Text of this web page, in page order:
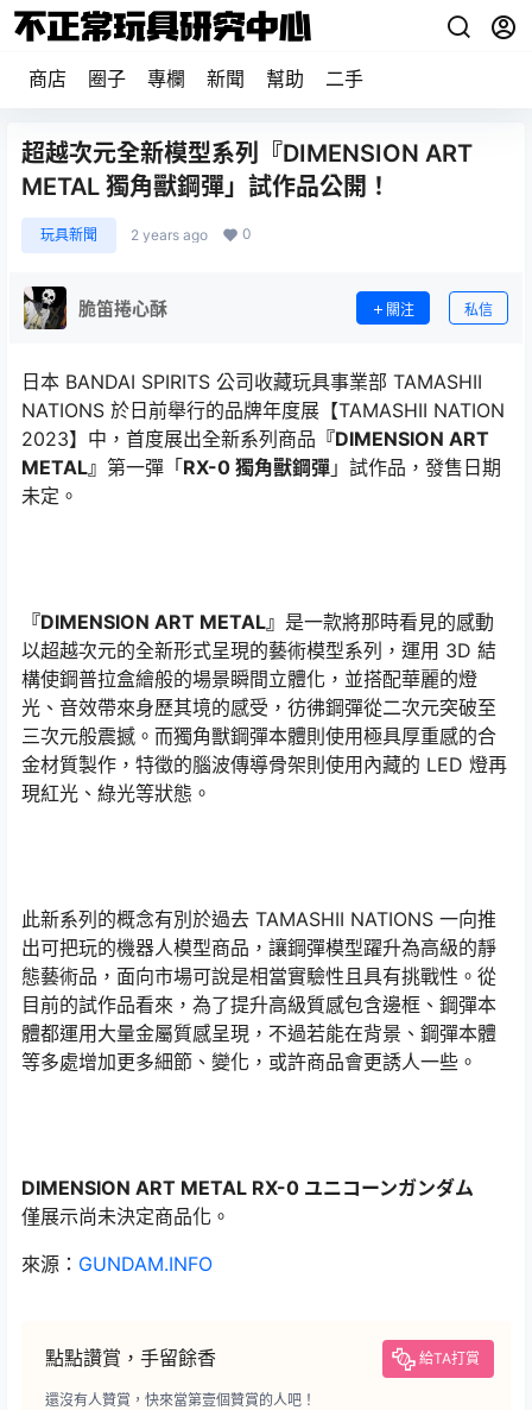
商店 圈子 專欄 新聞 幫助 二手
超越次元全新模型系列『DIMENSION ART
METAL 獨角獸鋼彈」試作品公開！
玩具新聞 2 years ago 0
脆笛捲心酥 關注 私信
日本 BANDAI SPIRITS 公司收藏玩具事業部 TAMASHII
NATIONS 於日前舉行的品牌年度展【TAMASHII NATION
2023】中，首度展出全新系列商品 『DIMENSION ART
METAL』 第一彈「RX-0 獨角獸鋼彈 」試作品，發售日期
未定。
『DIMENSION ART METAL』 是一款將那時看見的感動
以超越次元的全新形式呈現的藝術模型系列，運用 3D 結
構使鋼普拉盒繪般的場景瞬間立體化，並搭配華麗的燈
光、音效帶來身歷其境的感受，彷彿鋼彈從二次元突破至
三次元般震撼。而獨角獸鋼彈本體則使用極具厚重感的合
金材質製作，特徵的腦波傳導骨架則使用內藏的 LED 燈再
現紅光、綠光等狀態。
此新系列的概念有別於過去 TAMASHII NATIONS 一向推
出可把玩的機器人模型商品，讓鋼彈模型躍升為高級的靜
態藝術品，面向市場可說是相當實驗性且具有挑戰性。從
目前的試作品看來，為了提升高級質感包含邊框、鋼彈本
體都運用大量金屬質感呈現，不過若能在背景、鋼彈本體
等多處增加更多細節、變化，或許商品會更誘人一些。
DIMENSION ART METAL RX-0 ユニコーンガンダム
僅展示尚未決定商品化。
來源： GUNDAM.INFO
點點讚賞，手留餘香 給TA打賞
還沒有人贊賞，快來當第壹個贊賞的人吧！